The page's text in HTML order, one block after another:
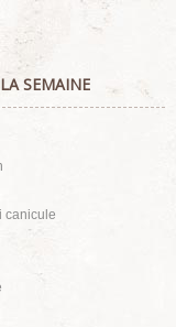
SEMAINE
canicule